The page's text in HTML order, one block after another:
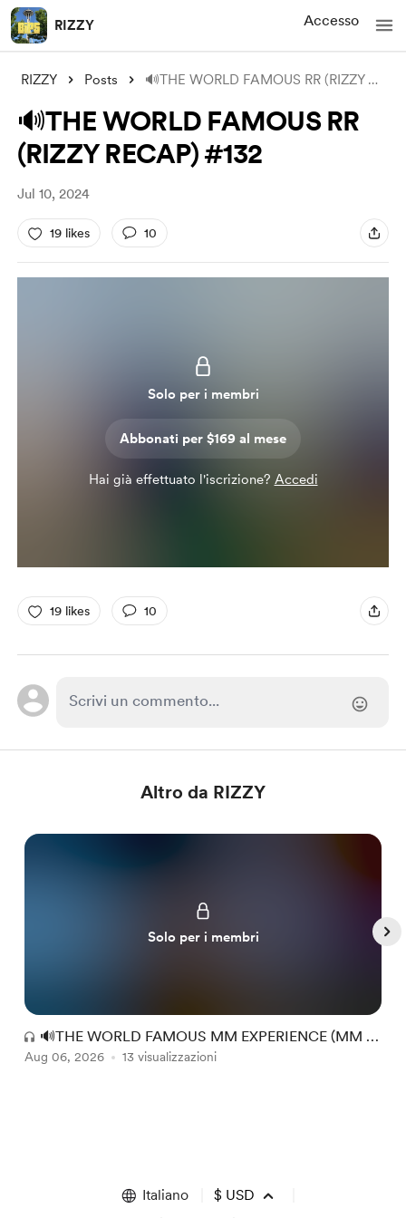
RIZZY Accesso
RIZZY Posts 🔊THE WORLD FAMOUS RR (RIZZY RECAP) #132
🔊THE WORLD FAMOUS RR
(RIZZY RECAP) #132
Jul 10, 2024
19 likes 10
Solo per i membri
Abbonati per $169 al mese
Hai già effettuato l'iscrizione? Accedi
19 likes 10
Altro da RIZZY
Solo per i membri
🔊THE WORLD FAMOUS MM EXPERIENCE (MM +
RR) #149
Aug 06, 2026 13 visualizzazioni
Italiano $ USD